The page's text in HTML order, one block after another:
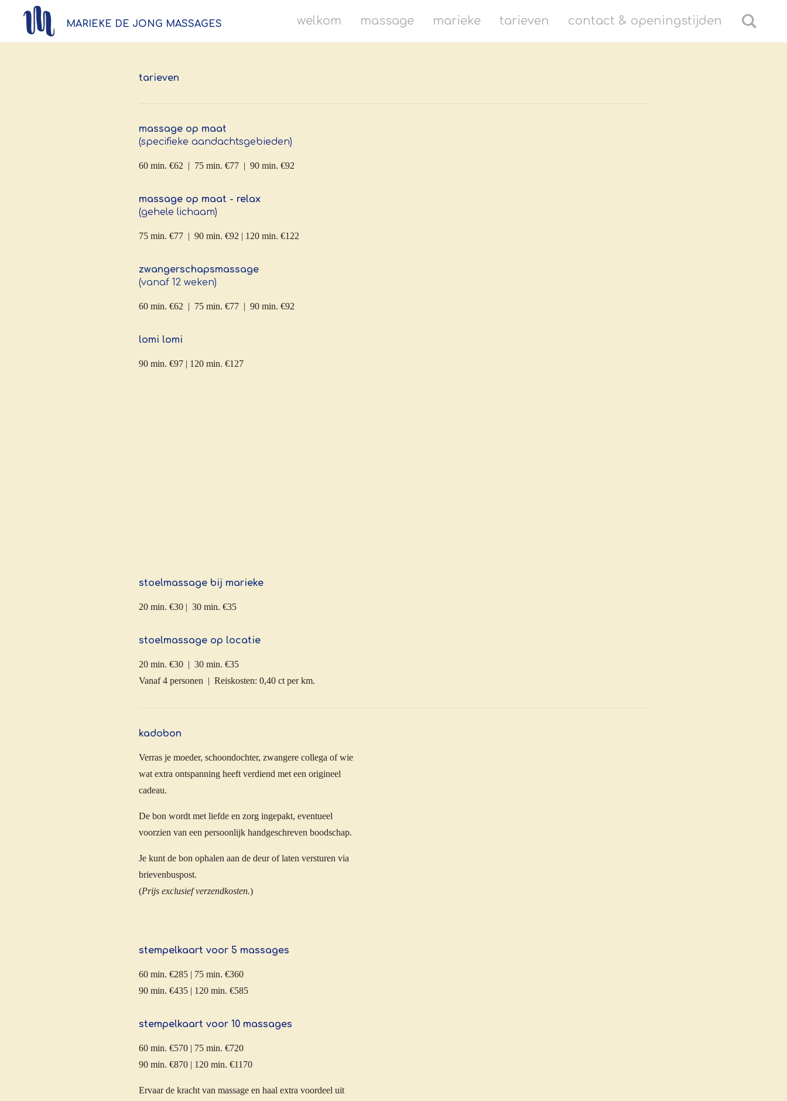
direct
MARIEKE DE JONG MASSAGES welkom massage marieke tarieven contact & openingstijden
tarieven
massage op maat
(specifieke aandachtsgebieden)
60 min. €62 | 75 min. €77 | 90 min. €92
massage op maat - relax
(gehele lichaam)
75 min. €77 | 90 min. €92 | 120 min. €122
zwangerschapsmassage
(vanaf 12 weken)
60 min. €62 | 75 min. €77 | 90 min. €92
lomi lomi
90 min. €97 | 120 min. €127
stoelmassage bij marieke
20 min. €30 | 30 min. €35
stoelmassage op locatie
20 min. €30 | 30 min. €35
Vanaf 4 personen | Reiskosten: 0,40 ct per km.
kadobon
Verras je moeder, schoondochter, zwangere collega of wie
wat extra ontspanning heeft verdiend met een origineel
cadeau.
De bon wordt met liefde en zorg ingepakt, eventueel
voorzien van een persoonlijk handgeschreven boodschap.
Je kunt de bon ophalen aan de deur of laten versturen via
brievenbuspost.
(Prijs exclusief verzendkosten.)
stempelkaart voor 5 massages
60 min. €285 | 75 min. €360
90 min. €435 | 120 min. €585
stempelkaart voor 10 massages
60 min. €570 | 75 min. €720
90 min. €870 | 120 min. €1170
Ervaar de kracht van massage en haal extra voordeel uit